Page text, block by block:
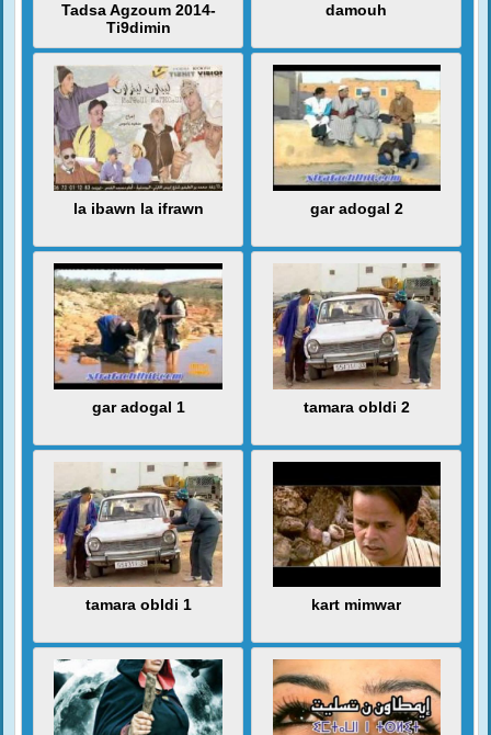
Tadsa Agzoum 2014-
Ti9dimin
damouh
la ibawn la ifrawn gar adogal 2
gar adogal 1 tamara obldi 2
tamara obldi 1 kart mimwar